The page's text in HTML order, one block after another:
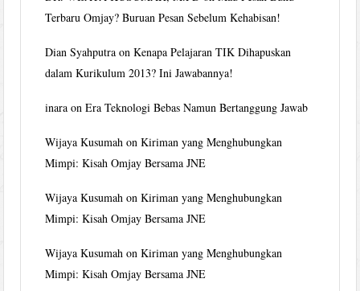
Terbaru Omjay? Buruan Pesan Sebelum Kehabisan!
Dian Syahputra onKenapa Pelajaran TIK Dihapuskan
dalam Kurikulum 2013? Ini Jawabannya!
inara onEra Teknologi Bebas Namun Bertanggung Jawab
Wijaya Kusumah onKiriman yang Menghubungkan
Mimpi: Kisah Omjay Bersama JNE
Wijaya Kusumah onKiriman yang Menghubungkan
Mimpi: Kisah Omjay Bersama JNE
Wijaya Kusumah onKiriman yang Menghubungkan
Mimpi: Kisah Omjay Bersama JNE